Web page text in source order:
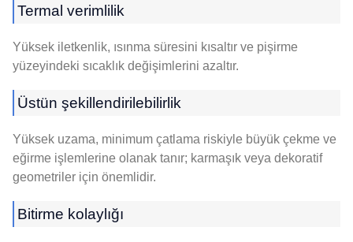
Termal verimlilik
Yüksek iletkenlik, ısınma süresini kısaltır ve pişirme
yüzeyindeki sıcaklık değişimlerini azaltır.
Üstün şekillendirilebilirlik
Yüksek uzama, minimum çatlama riskiyle büyük çekme ve
eğirme işlemlerine olanak tanır; karmaşık veya dekoratif
geometriler için önemlidir.
Bitirme kolaylığı